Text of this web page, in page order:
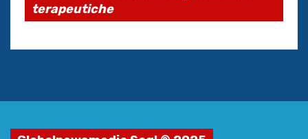
terapeutiche